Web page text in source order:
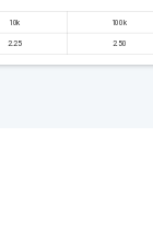
10k 100k
2.25 2.50